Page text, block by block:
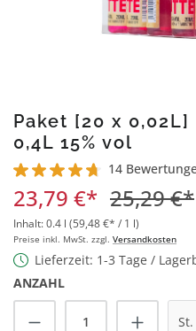
Paket [20 x
0,4L 15% vol
Durchschnittliche Bewertung
14
23,79 €* 25,29 €*
Inhalt:0.4 l (59,48 €* / 1 l)
Preise inkl. MwSt. zzgl. Versandkosten
Lieferzeit: 1-3 Tage /
ANZAHL
Produkt Anzahl: St.